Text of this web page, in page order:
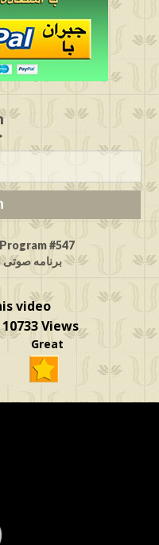
#547
برنامه صوتی شماره
video
Views
Great